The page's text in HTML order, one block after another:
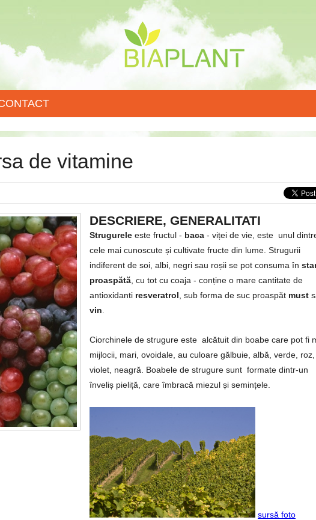
de vitamine
DESCRIERE, GENERALITATI
Strugurele este fructul - baca - viței de vie, este unul
cele mai cunoscute și cultivate fructe din lume. Strugurii
indiferent de soi, albi, negri sau roșii se pot consuma în
proaspătă , cu tot cu coaja - conține o mare cantitate de
antioxidanti resveratrol , sub forma de suc proaspăt must
vin
Ciorchinele de strugure este alcătuit din boabe care pot fi
mijlocii, mari, ovoidale, au culoare gălbuie, albă, verde, roz,
violet, neagră. Boabele de strugure sunt formate dintr-un
înveliș pieliță, care îmbracă miezul și semințele.
sursă foto